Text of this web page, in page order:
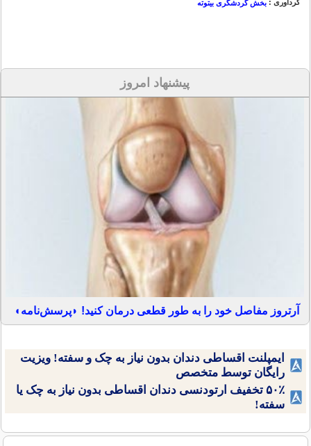
بخش گردشگری بیتوته
پیشنهاد امروز
آرتروز مفاصل خود را به طور قطعی درمان کنید! ◗پرسش‌نامه◖
ایمپلنت اقساطی دندان بدون نیاز به چک و سفته! ویزیت
رایگان توسط متخصص
۵۰٪ تخفیف ارتودنسی دندان اقساطی بدون نیاز به چک یا
سفته!